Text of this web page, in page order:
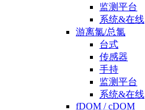
监测平台
系统&在线
游离氯/总氯
台式
传感器
手持
监测平台
系统&在线
fDOM / cDOM